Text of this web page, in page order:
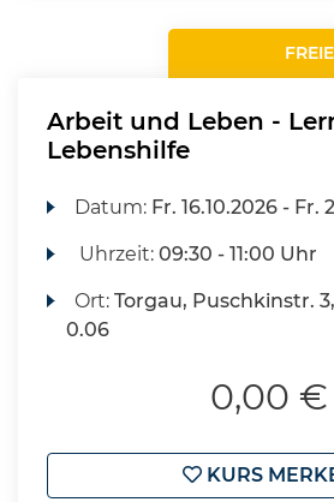
Arbeit und Leben -
Lebenshilfe
Datum: Fr. 16.10.2026 - Fr.
Uhrzeit:09:30 - 11:00 Uhr
Ort:Torgau, Puschkinstr.
0.06
0,00 €
KURS